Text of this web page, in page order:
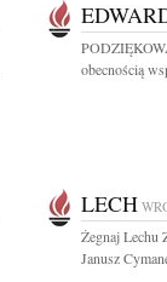
obecnością
LECH
Żegnaj Lechu
Janusz